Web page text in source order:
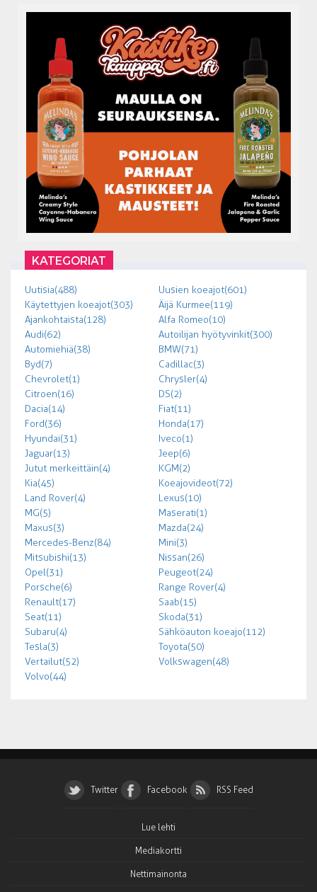
KATEGORIAT
Uutisia (488)
Uusien koeajot (601)
Käytettyjen koeajot (303)
Äijä Kurmee (119)
Ajankohtaista (128)
Alfa Romeo (10)
Audi (62)
Autoilijan hyötyvinkit (300)
Automiehiä (38)
BMW (71)
Byd (7)
Cadillac (3)
Chevrolet (1)
Chrysler (4)
Citroen (16)
DS (2)
Dacia (14)
Fiat (11)
Ford (36)
Honda (17)
Hyundai (31)
Iveco (1)
Jaguar (13)
Jeep (6)
Jutut merkeittäin (4)
KGM (2)
Kia (45)
Koeajovideot (72)
Land Rover (4)
Lexus (10)
MG (5)
Maserati (1)
Maxus (3)
Mazda (24)
Mercedes-Benz (84)
Mini (3)
Mitsubishi (13)
Nissan (26)
Opel (31)
Peugeot (24)
Porsche (6)
Range Rover (4)
Renault (17)
Saab (15)
Seat (11)
Skoda (31)
Subaru (4)
Sähköauton koeajo (112)
Tesla (3)
Toyota (50)
Vertailut (52)
Volkswagen (48)
Volvo (44)
Twitter Facebook RSS Feed
Lue lehti
Mediakortti
Nettimainonta